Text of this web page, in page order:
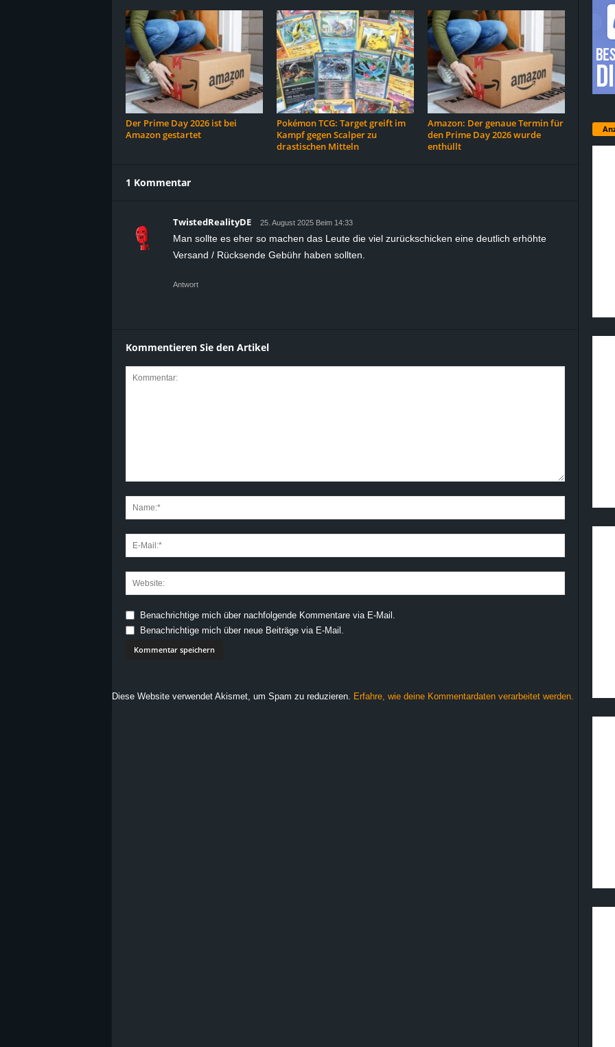
Der Prime Day 2026 ist bei
Amazon gestartet
Pokémon TCG: Target greift im
Kampf gegen Scalper zu
drastischen Mitteln
Amazon: Der genaue Termin für
den Prime Day 2026 wurde
enthüllt
1 Kommentar
TwistedRealityDE 25. August 2025 Beim 14:33
Man sollte es eher so machen das Leute die viel zurückschicken eine deutlich erhöhte
Versand / Rücksende Gebühr haben sollten.
Antwort
Kommentieren Sie den Artikel
Benachrichtige mich über nachfolgende Kommentare via E-Mail.
Benachrichtige mich über neue Beiträge via E-Mail.
Diese Website verwendet Akismet, um Spam zu reduzieren. Erfahre, wie deine Kommentardaten verarbeitet werden.